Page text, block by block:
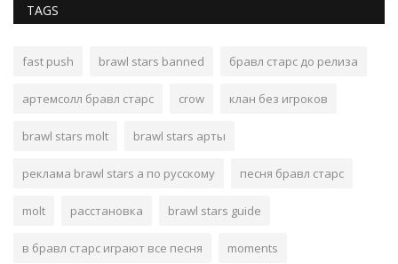
TAGS
fast push brawl stars banned бравл старс до релиза
артемсолл бравл старс crow клан без игроков
brawl stars molt brawl stars арты
реклама brawl stars а по русскому песня бравл старс
molt расстановка brawl stars guide
в бравл старс играют все песня moments